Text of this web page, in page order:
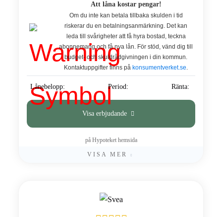
Att låna kostar pengar!
Om du inte kan betala tillbaka skulden i tid
riskerar du en betalningsanmärkning. Det kan
leda till svårigheter att få hyra bostad, teckna
abonnemang och få nya lån. För stöd, vänd dig till
budget- och skuldrådgivningen i din kommun.
Kontaktuppgifter finns på konsumentverket.se.
Lånebelopp: Period: Ränta:
Visa erbjudande
på Hypoteket hemsida
VISA MER